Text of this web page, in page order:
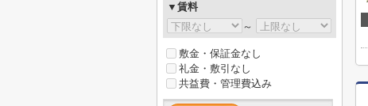
▼賃料
～
敷金・保証金なし
礼金・敷引なし
共益費・管理費込み